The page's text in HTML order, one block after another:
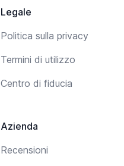
Legale
Politica sulla privacy
Termini di utilizzo
Centro di fiducia
Azienda
Recensioni